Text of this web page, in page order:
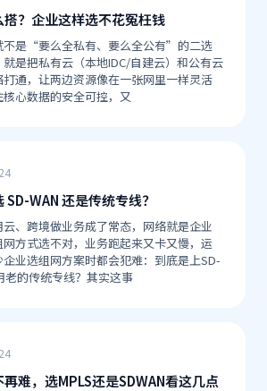
？企业这样选不花冤枉钱
不是“要么全私有、要么全公有”的二选
是把私有云（本地IDC/自建云）和公有云
通，让两边资源像在一张网里一样灵活
心数据的安全可控，又
WAN 还是传统专线？
、跨境做业务成了常态，网络就是企业
方式选不对，业务跑起来又卡又慢，运
业选组网方案时都会犯难：到底是上SD-
老的传统专线？其实这事
难，选MPLS还是SDWAN看这几点